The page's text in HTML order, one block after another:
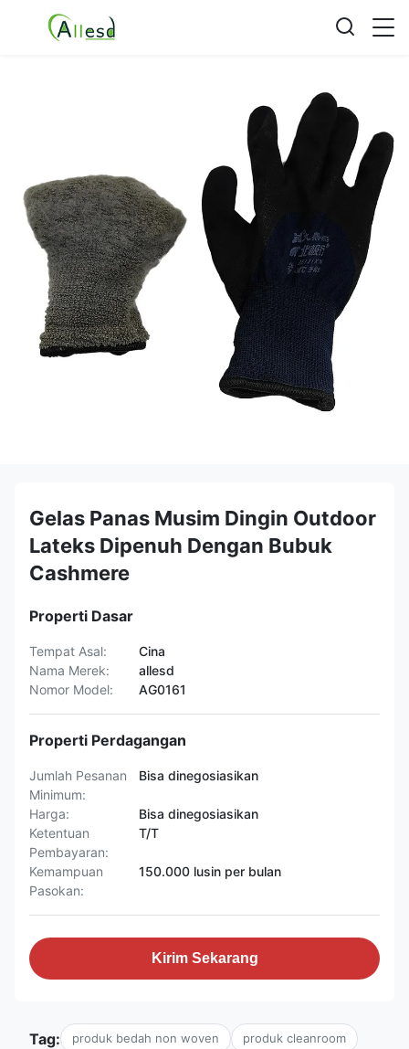
Gelas Panas Musim Dingin Outdoor
Lateks Dipenuh Dengan Bubuk
Cashmere
Properti Dasar
Tempat Asal:
Cina
Nama Merek:
allesd
Nomor Model:
AG0161
Properti Perdagangan
Jumlah Pesanan
Minimum:
Bisa dinegosiasikan
Harga:
Bisa dinegosiasikan
Ketentuan
Pembayaran:
T/T
Kemampuan
Pasokan:
150.000 lusin per bulan
Kirim Sekarang
Tag: produk bedah non woven produk cleanroom